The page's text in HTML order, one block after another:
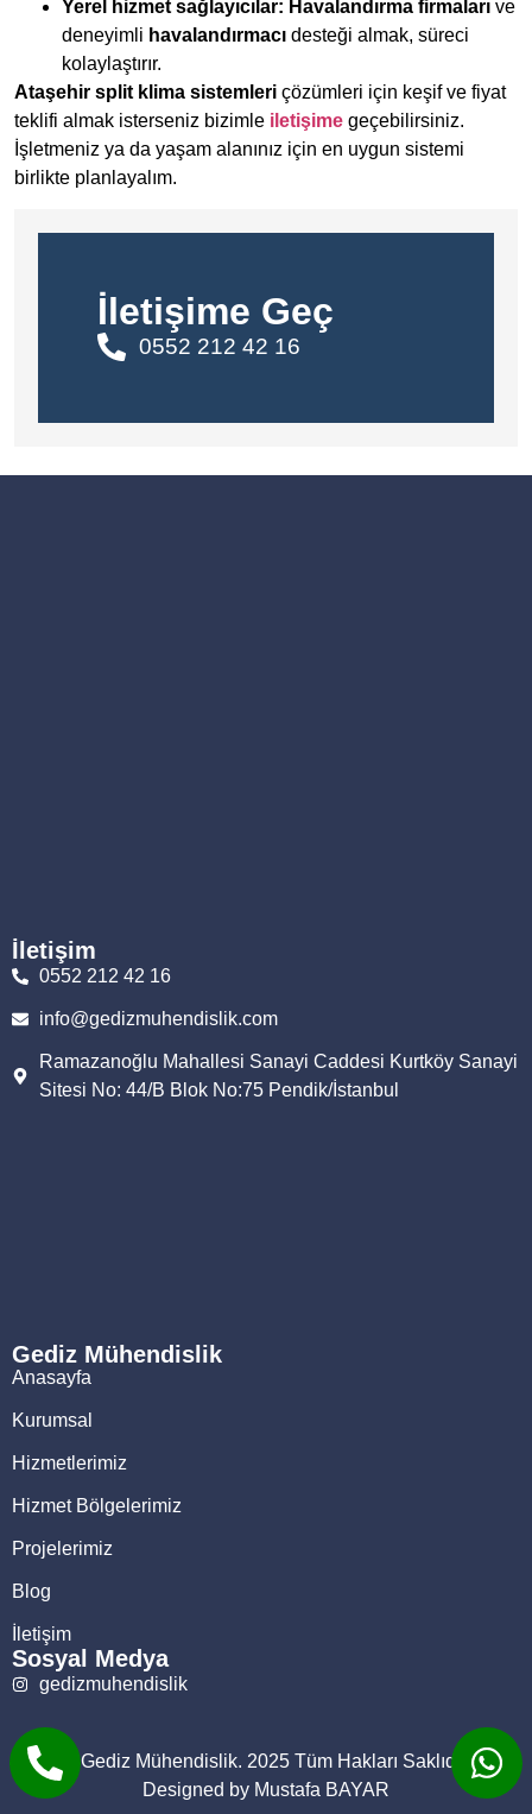
İletişime Geç
0552 212 42 16
Yerel hizmet sağlayıcılar: Havalandırma firmaları ve
deneyimli havalandırmacı desteği almak, süreci
kolaylaştırır.
Ataşehir split klima sistemleri çözümleri için keşif ve fiyat
teklifi almak isterseniz bizimle iletişime geçebilirsiniz.
İşletmeniz ya da yaşam alanınız için en uygun sistemi
birlikte planlayalım.
İletişim
0552 212 42 16
info@gedizmuhendislik.com
Ramazanoğlu Mahallesi Sanayi Caddesi Kurtköy Sanayi
Sitesi No: 44/B Blok No:75 Pendik/İstanbul
Gediz Mühendislik
Anasayfa
Kurumsal
Hizmetlerimiz
Hizmet Bölgelerimiz
Projelerimiz
Blog
İletişim
Sosyal Medya
gedizmuhendislik
© Gediz Mühendislik. 2025 Tüm Hakları Saklıdır.
Designed by Mustafa BAYAR